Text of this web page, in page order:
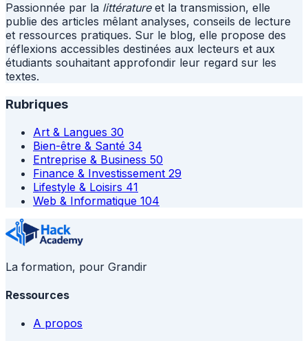
Passionnée par la littératureet la transmission, elle
publie des articles mêlant analyses, conseils de lecture
et ressources pratiques. Sur le blog, elle propose des
réflexions accessibles destinées aux lecteurs et aux
étudiants souhaitant approfondir leur regard sur les
textes.
Rubriques
Art & Langues 30
Bien-être & Santé 34
Entreprise & Business 50
Finance & Investissement 29
Lifestyle & Loisirs 41
Web & Informatique 104
La formation, pour Grandir
Ressources
A propos